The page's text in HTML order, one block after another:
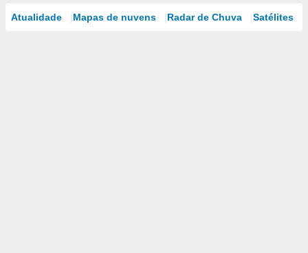
Atualidade Mapas de nuvens Radar de Chuva Satélites